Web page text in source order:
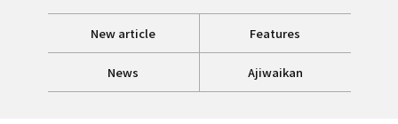
New article Features
News Ajiwaikan